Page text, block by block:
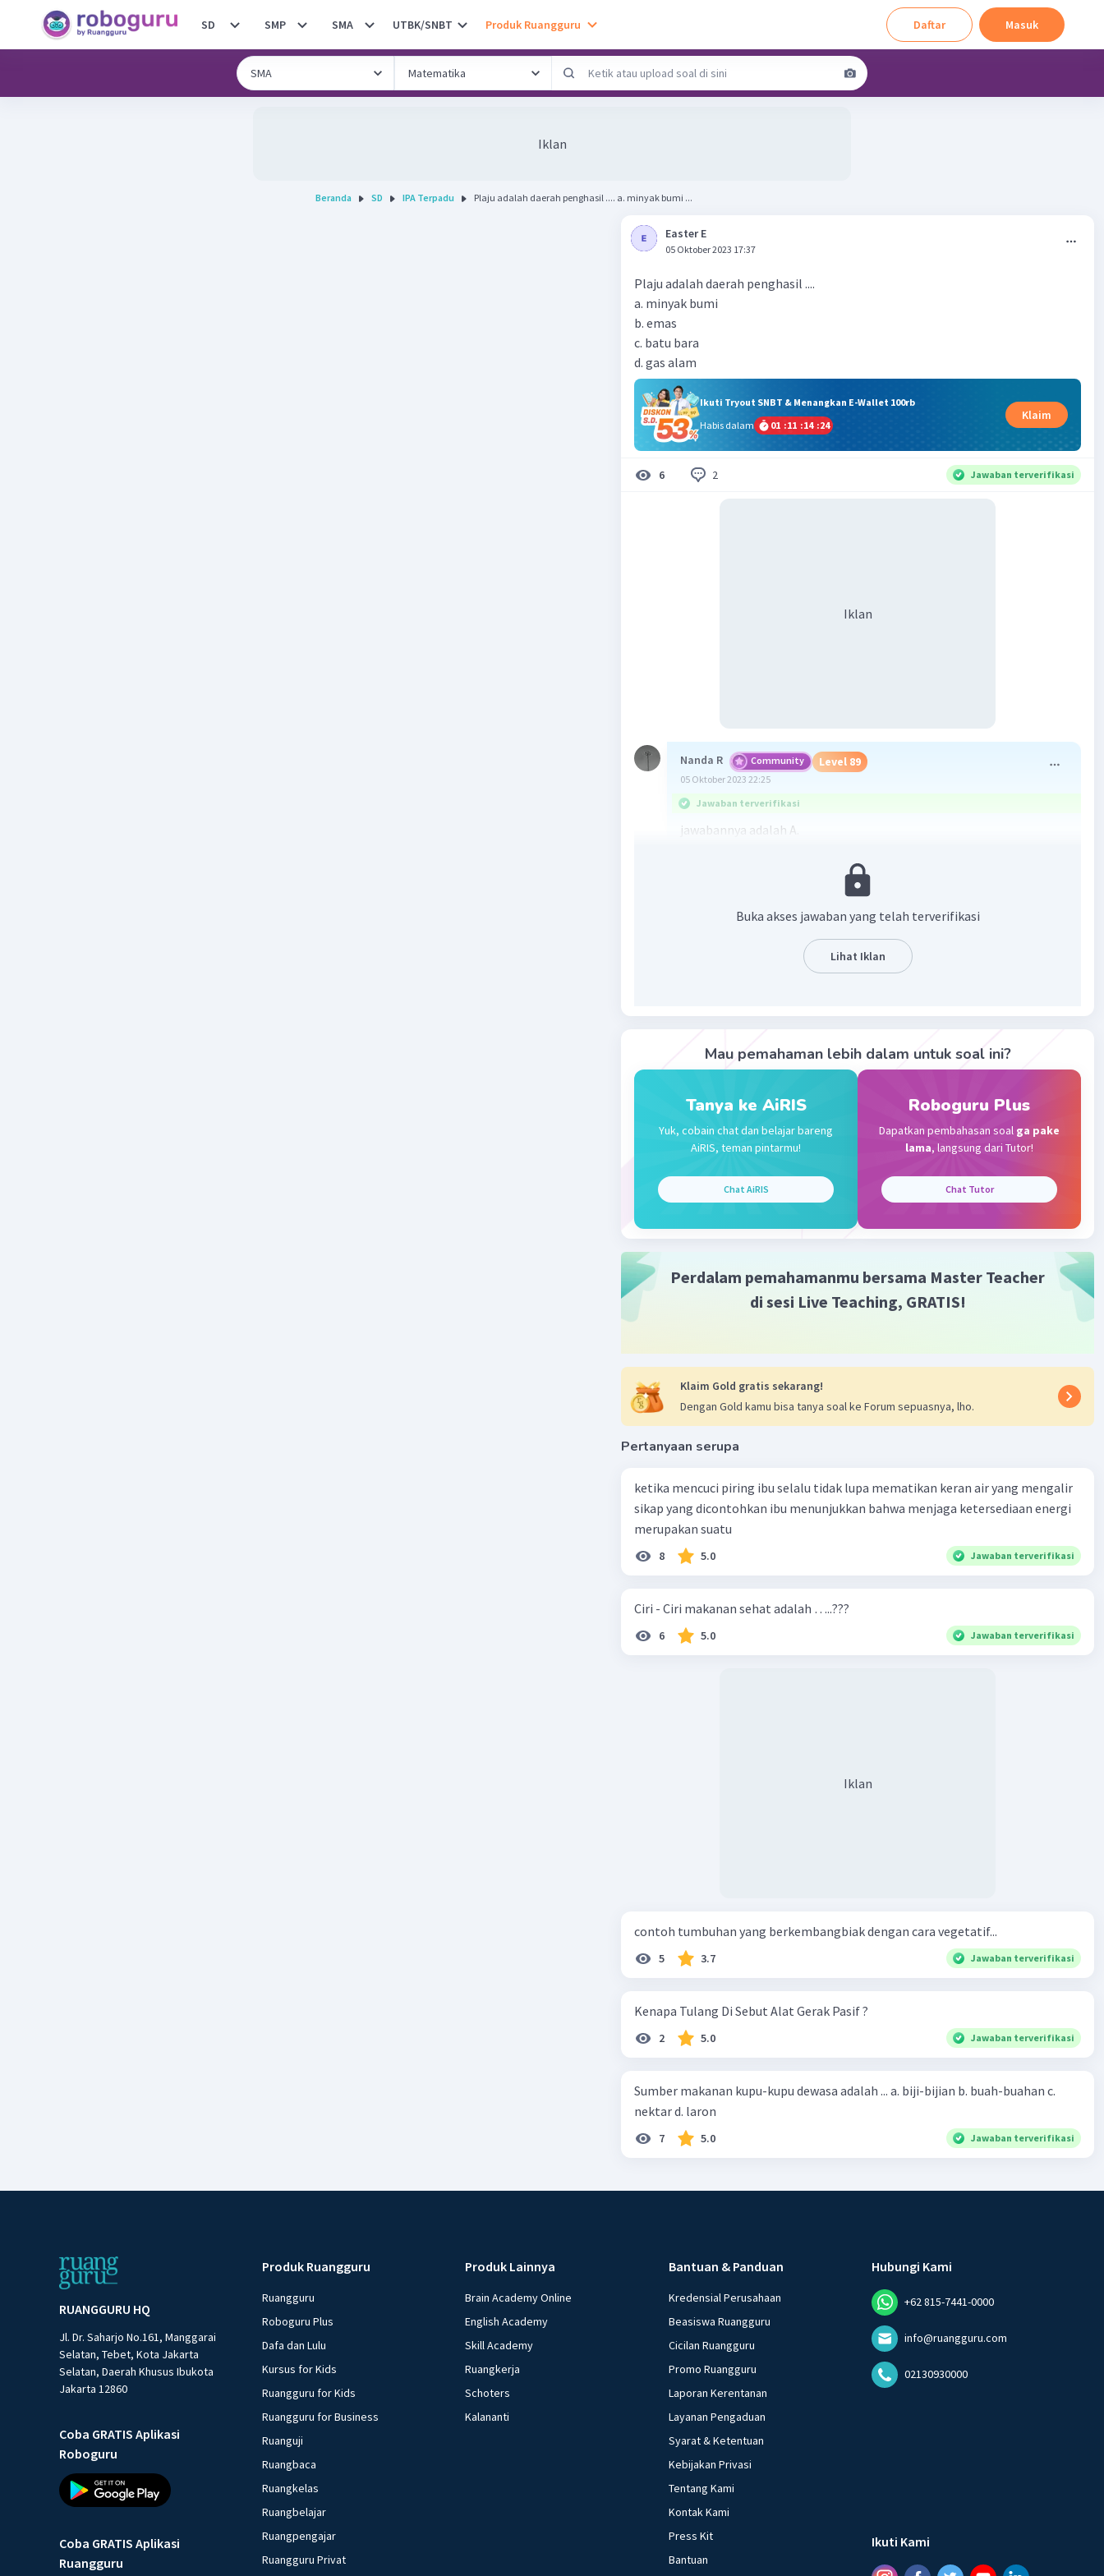
SD SMP SMA UTBK/SNBT Produk Ruangguru Daftar Masuk
Iklan
Beranda SD IPA Terpadu Plaju adalah daerah penghasil .... a. minyak bumi ...
Easter E
05 Oktober 2023 17:37
Plaju adalah daerah penghasil ....
a. minyak bumi
b. emas
c. batu bara
d. gas alam
Ikuti Tryout SNBT & Menangkan E-Wallet 100rb
Habis dalam
01 :11 :14 :23
Klaim
6 2 Jawaban terverifikasi
Iklan
Nanda R Community Level 89
05 Oktober 2023 22:25
Jawaban terverifikasi
jawabannya adalah A.
Daerah penghasil minyak di Indonesia yang ketiga adalah kilang
minyak Plaju atau dikenal dengan istilah Refinery Unit III Plaju.
Kilang minyak ini terletak di tepi Sungai Musi, Jalan Beringin I, Plaju,
Kota Palembang, Sumatra Selatan
Balas
06 Oktober 2023 07:41
Jawaban terverifikasi
Plaju adalah daerah penghasil minyak bumi.
berarti jawabannya adalah
A. minyak bumi.
Beri Rating·0.0 Balas
Buka akses jawaban yang telah terverifikasi
Lihat Iklan
Mau pemahaman lebih dalam untuk soal ini?
Tanya ke AiRIS
Yuk, cobain chat dan belajar bareng
AiRIS, teman pintarmu!
Chat AiRIS
Roboguru Plus
Dapatkan pembahasan soal ga pake
lama, langsung dari Tutor!
Chat Tutor
Perdalam pemahamanmu bersama Master Teacher
di sesi Live Teaching, GRATIS!
Klaim Gold gratis sekarang!
Dengan Gold kamu bisa tanya soal ke Forum sepuasnya, lho.
Pertanyaan serupa
ketika mencuci piring ibu selalu tidak lupa mematikan keran air yang mengalir
sikap yang dicontohkan ibu menunjukkan bahwa menjaga ketersediaan energi
merupakan suatu
8 5.0 Jawaban terverifikasi
Ciri - Ciri makanan sehat adalah …..???
6 5.0 Jawaban terverifikasi
Iklan
contoh tumbuhan yang berkembangbiak dengan cara vegetatif...
5 3.7 Jawaban terverifikasi
Kenapa Tulang Di Sebut Alat Gerak Pasif ?
2 5.0 Jawaban terverifikasi
Sumber makanan kupu-kupu dewasa adalah ... a. biji-bijian b. buah-buahan c.
nektar d. laron
7 5.0 Jawaban terverifikasi
RUANGGURU HQ
Jl. Dr. Saharjo No.161, Manggarai
Selatan, Tebet, Kota Jakarta
Selatan, Daerah Khusus Ibukota
Jakarta 12860
Coba GRATIS Aplikasi
Roboguru
Coba GRATIS Aplikasi
Ruangguru
Produk Ruangguru
Ruangguru
Roboguru Plus
Dafa dan Lulu
Kursus for Kids
Ruangguru for Kids
Ruangguru for Business
Ruanguji
Ruangbaca
Ruangkelas
Ruangbelajar
Ruangpengajar
Ruangguru Privat
Produk Lainnya
Brain Academy Online
English Academy
Skill Academy
Ruangkerja
Schoters
Kalananti
Bantuan & Panduan
Kredensial Perusahaan
Beasiswa Ruangguru
Cicilan Ruangguru
Promo Ruangguru
Laporan Kerentanan
Layanan Pengaduan
Syarat & Ketentuan
Kebijakan Privasi
Tentang Kami
Kontak Kami
Press Kit
Bantuan
Hubungi Kami
+62 815-7441-0000
info@ruangguru.com
02130930000
Ikuti Kami